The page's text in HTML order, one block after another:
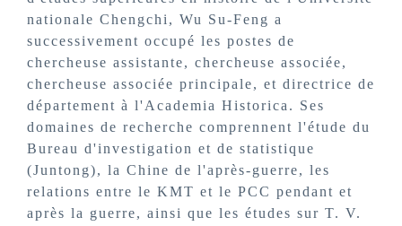
nationale Chengchi, Wu Su-Feng a
successivement occupé les postes de
chercheuse assistante, chercheuse associée,
chercheuse associée principale, et directrice de
département à l'Academia Historica. Ses
domaines de recherche comprennent l'étude du
Bureau d'investigation et de statistique
(Juntong), la Chine de l'après-guerre, les
relations entre le KMT et le PCC pendant et
après la guerre, ainsi que les études sur T. V.